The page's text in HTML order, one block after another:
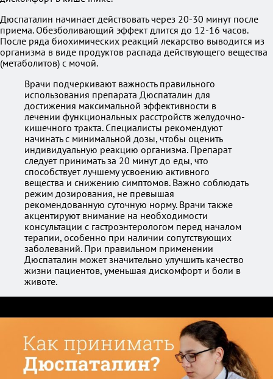
Дюспаталин начинает действовать через 20-30 минут после
приема. Обезболивающий эффект длится до 12-16 часов.
После ряда биохимических реакций лекарство выводится из
организма в виде продуктов распада действующего вещества
(метаболитов) с мочой.
Врачи подчеркивают важность правильного
использования препарата Дюспаталин для
достижения максимальной эффективности в
лечении функциональных расстройств желудочно-
кишечного тракта. Специалисты рекомендуют
начинать с минимальной дозы, чтобы оценить
индивидуальную реакцию организма. Препарат
следует принимать за 20 минут до еды, что
способствует лучшему усвоению активного
вещества и снижению симптомов. Важно соблюдать
режим дозирования, не превышая
рекомендованную суточную норму. Врачи также
акцентируют внимание на необходимости
консультации с гастроэнтерологом перед началом
терапии, особенно при наличии сопутствующих
заболеваний. При правильном применении
Дюспаталин может значительно улучшить качество
жизни пациентов, уменьшая дискомфорт и боли в
животе.